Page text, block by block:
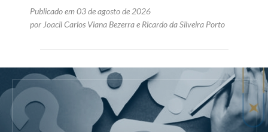
Publicado em 03 de agosto de 2026
por Joacil Carlos Viana Bezerrae Ricardo da Silveira Porto